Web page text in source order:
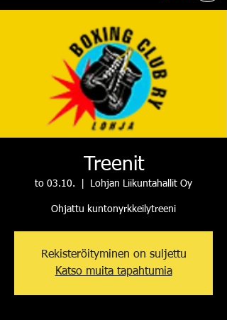
Treenit
to 03.10. Lohjan Liikuntahallit Oy
Ohjattu kuntonyrkkeilytreeni
Rekisteröityminen on suljettu
Katso muita tapahtumia